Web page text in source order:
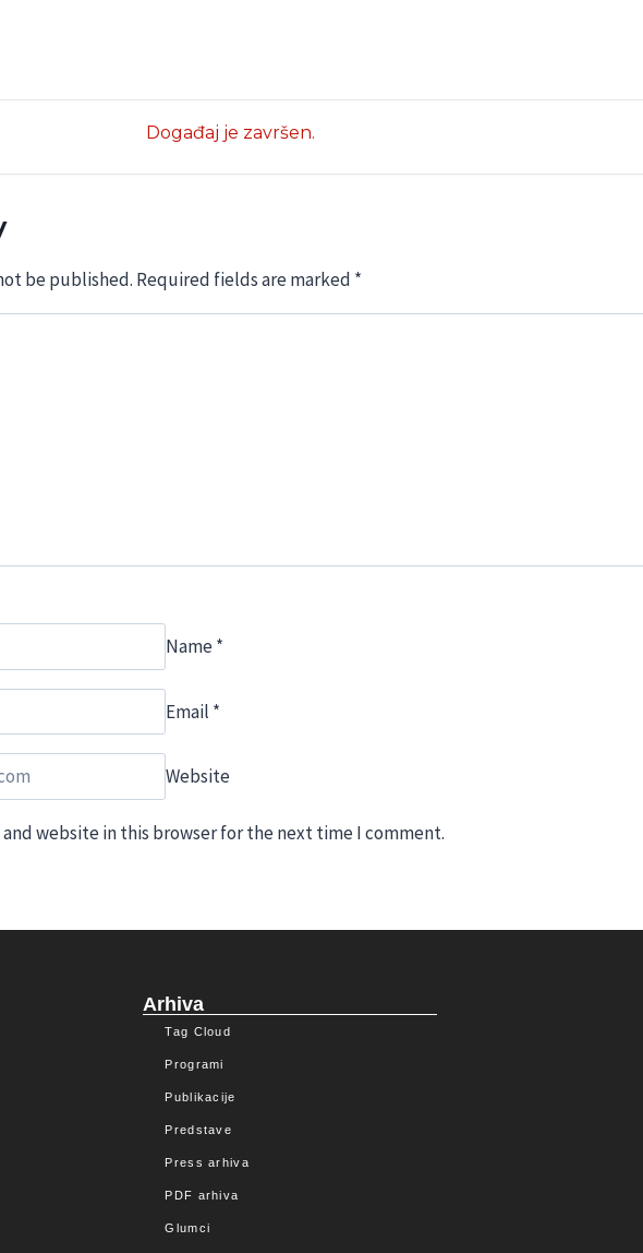
Događaj je završen.
be published. Required fields are marked *
Name*
Email *
Website
and website in this browser for the next time I comment.
Arhiva
Tag Cloud
Programi
Publikacije
Predstave
Press arhiva
PDF arhiva
Glumci